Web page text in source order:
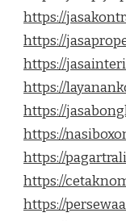
https://
https://
https://
https://
https://
https://
https://
https://
https://